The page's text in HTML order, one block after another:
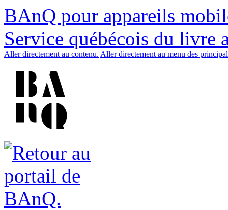
BAnQ pour appareils
Service québécois du livre
Aller directement au contenu. Aller directement au menu des